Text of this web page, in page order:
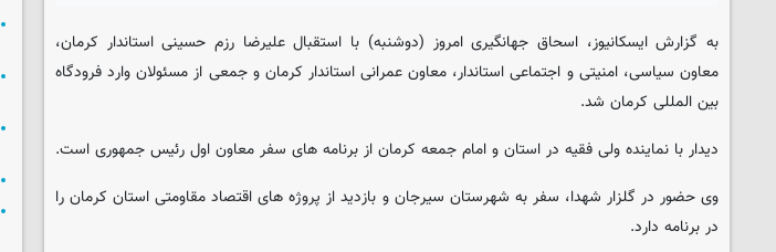
به گزارش ایسکانیوز، اسحاق جهانگیری امروز (دوشنبه) با استقبال علیرضا رزم حسینی استاندار کرمان،
معاون سیاسی، امنیتی و اجتماعی استاندار، معاون عمرانی استاندار کرمان و جمعی از مسئولان وارد فرودگاه
بین المللی کرمان شد.
دیدار با نماینده ولی فقیه در استان و امام جمعه کرمان از برنامه های سفر معاون اول رئیس جمهوری است.
وی حضور در گلزار شهدا، سفر به شهرستان سیرجان و بازدید از پروژه های اقتصاد مقاومتی استان کرمان را
در برنامه دارد.